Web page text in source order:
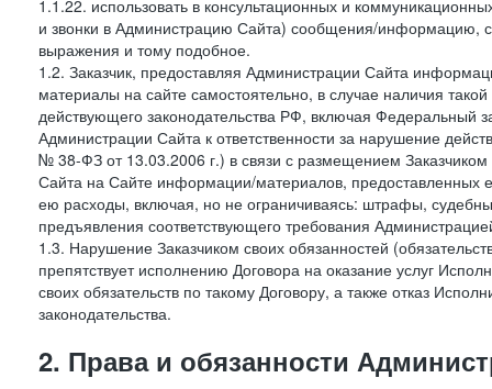
1.1.22. использовать в консультационных и
и звонки в Администрацию Сайта) сообщения/информацию,
выражения и тому подобное.
1.2. Заказчик, предоставляя Администрации Сайта
материалы на сайте самостоятельно, в случае наличия
действующего законодательства РФ, включая
Администрации Сайта к ответственности за нарушение
№ 38-ФЗ от 13.03.2006 г.) в связи с размещением
Сайта на Сайте информации/материалов, предоставленных
ею расходы, включая, но не ограничиваясь: штрафы,
предъявления соответствующего требования
1.3. Нарушение Заказчиком своих обязанностей
препятствует исполнению Договора на оказание услуг
своих обязательств по такому Договору, а также отказ
законодательства.
2. Права и обязанности